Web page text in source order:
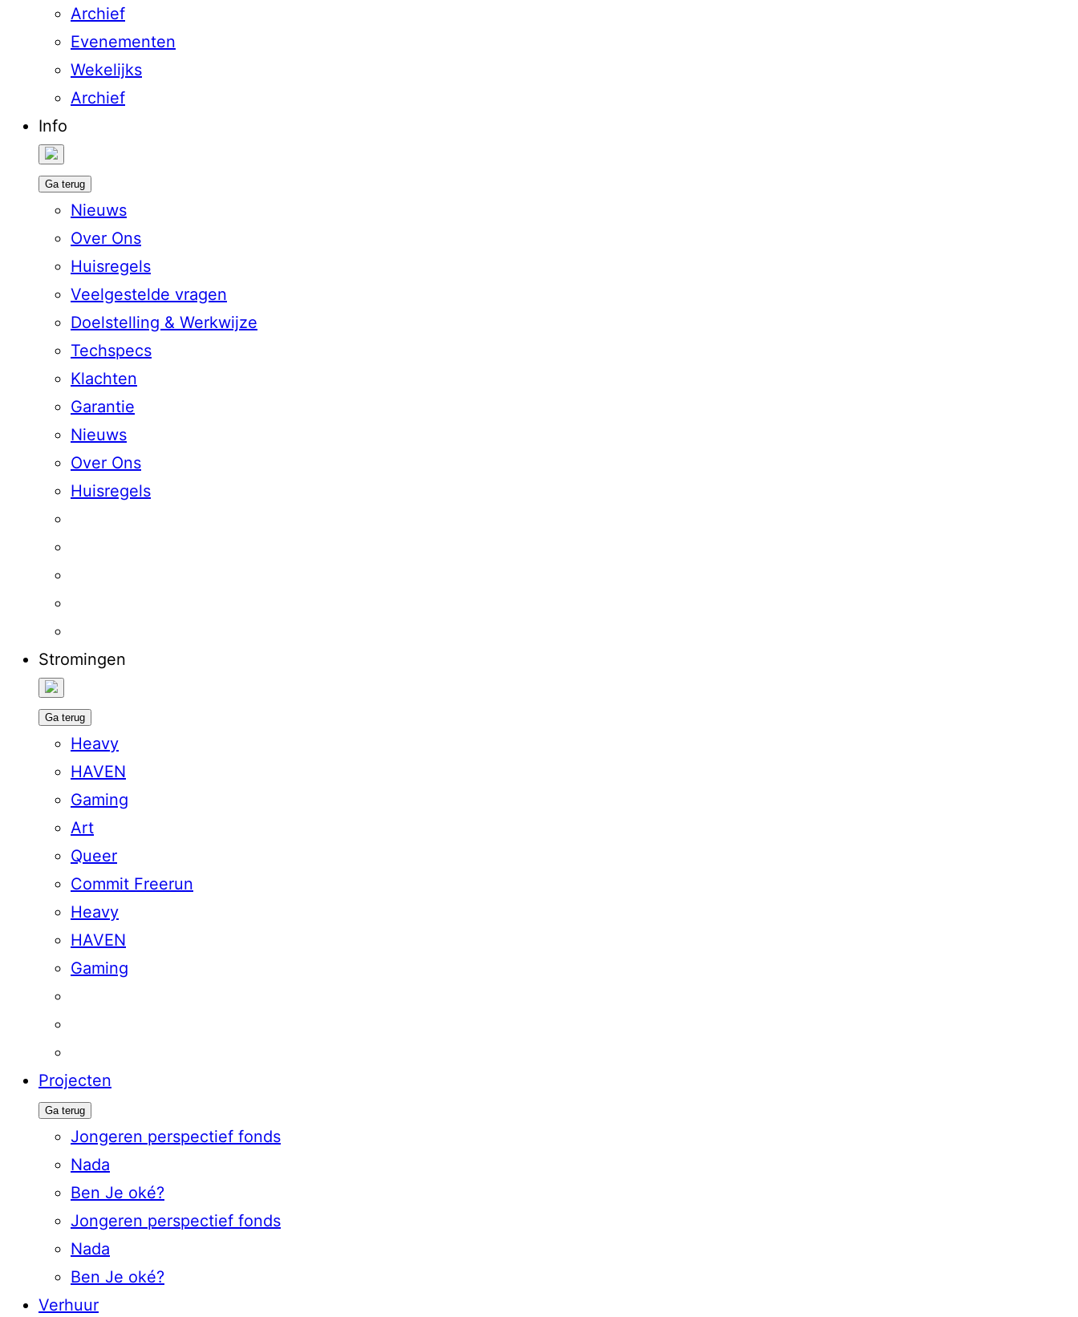
Archief
Evenementen
Wekelijks
Archief
Info
Ga terug
Nieuws
Over Ons
Huisregels
Veelgestelde vragen
Doelstelling & Werkwijze
Techspecs
Klachten
Garantie
Nieuws
Over Ons
Huisregels
Stromingen
Ga terug
Heavy
HAVEN
Gaming
Art
Queer
Commit Freerun
Heavy
HAVEN
Gaming
Projecten
Ga terug
Jongeren perspectief fonds
Nada
Ben Je oké?
Jongeren perspectief fonds
Nada
Ben Je oké?
Verhuur